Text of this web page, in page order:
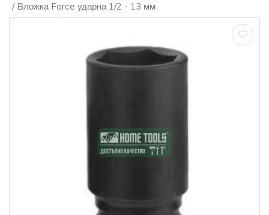
Вложка Force ударна 1/2 - 13 мм